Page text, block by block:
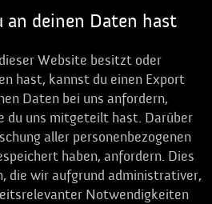
an deinen Daten hast
Website besitzt oder
hast, kannst du einen Export
Daten bei uns anfordern,
du uns mitgeteilt hast. Darüber
aller personenbezogenen
haben, anfordern. Dies
die wir aufgrund administrativer,
Notwendigkeiten